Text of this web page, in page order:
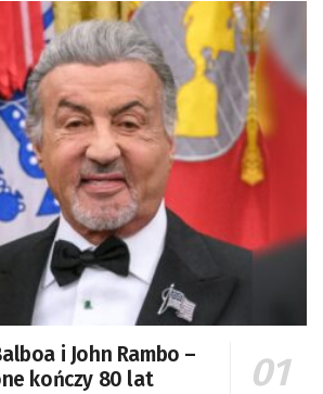
i John Rambo –
kończy 80 lat